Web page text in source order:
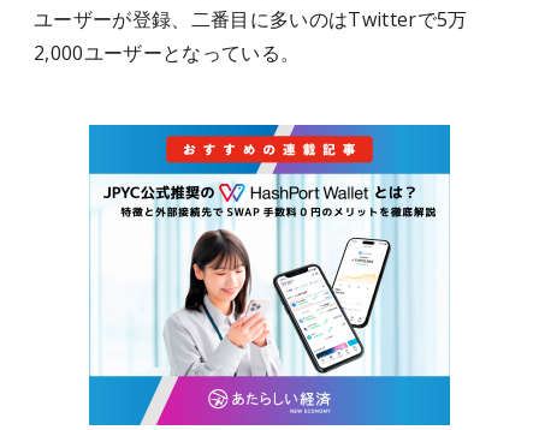
ユーザーが登録、二番目に多いのはTwitterで5万
2,000ユーザーとなっている。